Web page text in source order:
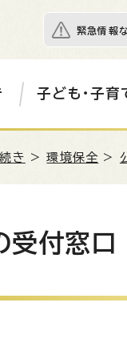
緊急情報
子ども・子育
き >環境保全 >
受付窓口